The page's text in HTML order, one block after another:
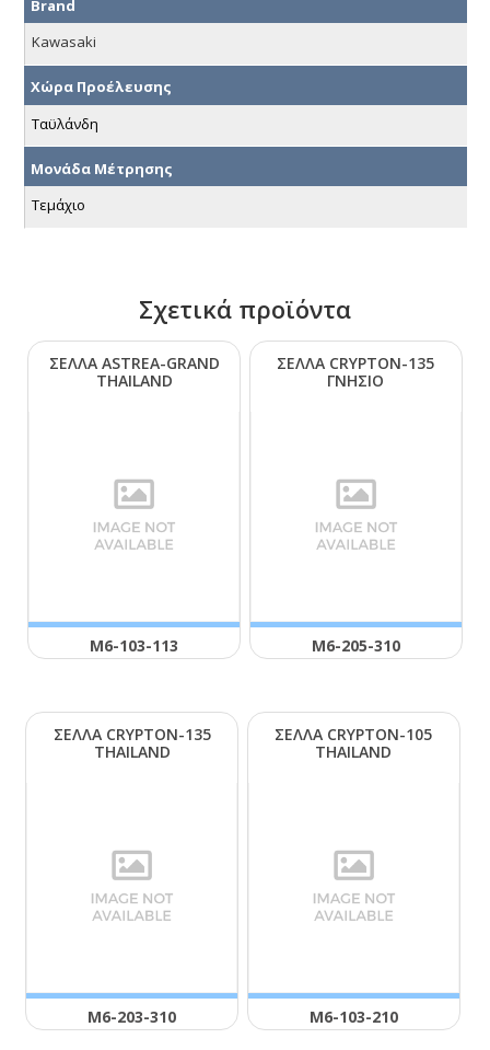
Brand
Kawasaki
Χώρα Προέλευσης
Ταϋλάνδη
Μονάδα Μέτρησης
Τεμάχιο
Σχετικά προϊόντα
ΣΕΛΛΑ ΑSΤRΕΑ-GRΑΝD
ΤΗΑΙLΑΝD
Μ6-103-113
ΣΕΛΛΑ CRΥΡΤΟΝ-135
ΓΝΗΣΙΟ
Μ6-205-310
ΣΕΛΛΑ CRΥΡΤΟΝ-135
ΤΗΑΙLΑΝD
Μ6-203-310
ΣΕΛΛΑ CRΥΡΤΟΝ-105
ΤΗΑΙLΑΝD
Μ6-103-210